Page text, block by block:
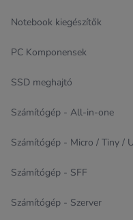
Notebook kiegészítők
PC Komponensek
SSD meghajtó
Számítógép - All-in-one
Számítógép - Micro / Tiny /
Számítógép - SFF
Számítógép - Szerver